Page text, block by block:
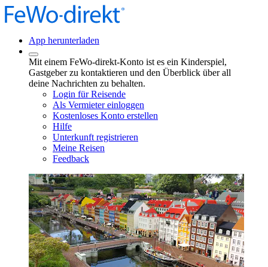
App herunterladen
Mit einem FeWo-direkt-Konto ist es ein Kinderspiel,
Gastgeber zu kontaktieren und den Überblick über all
deine Nachrichten zu behalten.
Login für Reisende
Als Vermieter einloggen
Kostenloses Konto erstellen
Hilfe
Unterkunft registrieren
Meine Reisen
Feedback